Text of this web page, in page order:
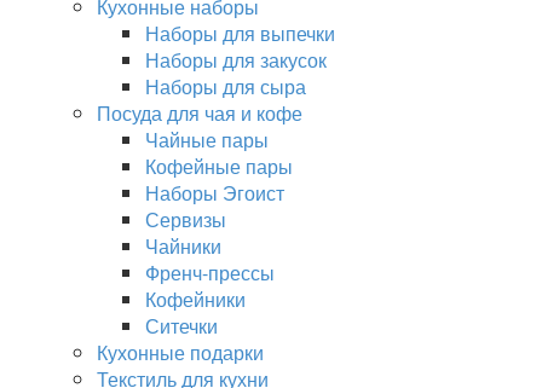
Кухонные наборы
Наборы для выпечки
Наборы для закусок
Наборы для сыра
Посуда для чая и кофе
Чайные пары
Кофейные пары
Наборы Эгоист
Сервизы
Чайники
Френч-прессы
Кофейники
Ситечки
Кухонные подарки
Текстиль для кухни